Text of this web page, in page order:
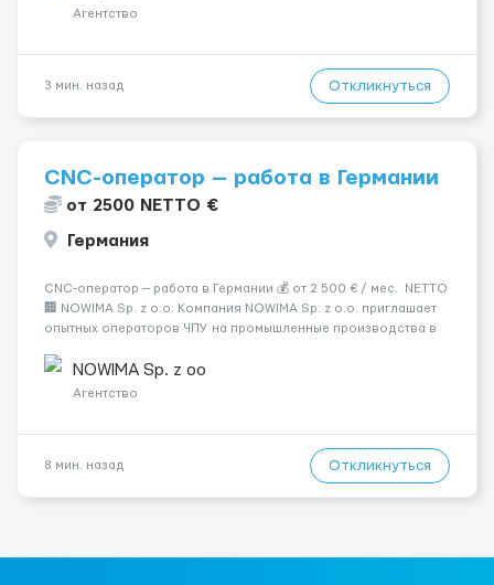
Агентство
3 мин. назад Откликнуться
CNC-оператор — работа в Германии
от 2500 NETTO €
Германия
CNC-оператор — работа в Германии 💰 от 2 500 € / мес. NETTO
🏢 NOWIMA Sp. z o.o. Компания NOWIMA Sp. z o.o. приглашает
опытных операторов ЧПУ на промышленные производства в
Проживание, оформление и билеты — за счёт компани...
NOWIMA Sp. z oo
Агентство
8 мин. назад Откликнуться